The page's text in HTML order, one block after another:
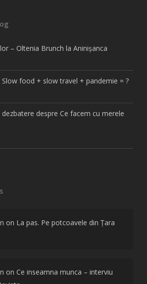
– Oltenia Brunch la Aninișanca
food + slow travel + pandemie = ?
despre Ce facem cu merele
on La pas. Pe potcoavele din Țara
on Ce inseamna munca – interviu